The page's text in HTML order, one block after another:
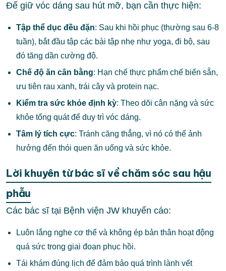
Để giữ vóc dáng sau hút mỡ, bạn cần thực hiện:
Tập thể dục đều đặn: Sau khi hồi phục (thường sau 6-8
tuần), bắt đầu tập các bài tập nhẹ như yoga, đi bộ, sau
đó tăng dần cường độ.
Chế độ ăn cân bằng: Hạn chế thực phẩm chế biến sẵn,
ưu tiên rau xanh, trái cây và protein nạc.
Kiểm tra sức khỏe định kỳ: Theo dõi cân nặng và sức
khỏe tổng quát để duy trì vóc dáng.
Tâm lý tích cực: Tránh căng thẳng, vì nó có thể ảnh
hưởng đến thói quen ăn uống và sức khỏe.
Lời khuyên từ bác sĩ về chăm sóc sau hậu
phẫu
Các bác sĩ tại Bệnh viện JW khuyến cáo:
Luôn lắng nghe cơ thể và không ép bản thân hoạt động
quá sức trong giai đoạn phục hồi.
Tái khám đúng lịch để đảm bảo quá trình lành vết